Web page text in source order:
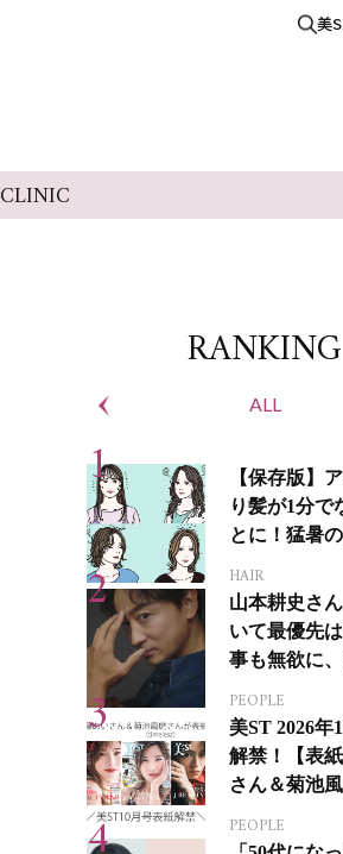
美
CLINIC
RANKING
ALL
【保存版】
り髪が1分で
とに！猛暑
HAIR
山本耕史さ
いて最優先
事も無欲に
PEOPLE
美ST 2026年
解禁！【表
さん＆菊池風
PEOPLE